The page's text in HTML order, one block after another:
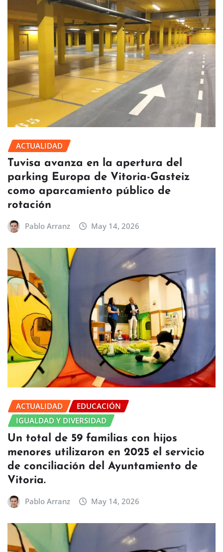
ACTUALIDAD
Tuvisa avanza en la apertura del
parking Europa de Vitoria-Gasteiz
como aparcamiento público de
rotación
Pablo Arranz May 14, 2026
ACTUALIDAD
EDUCACIÓN
IGUALDAD Y DIVERSIDAD
Un total de 59 familias con hijos
menores utilizaron en 2025 el servicio
de conciliación del Ayuntamiento de
Vitoria.
Pablo Arranz May 14, 2026